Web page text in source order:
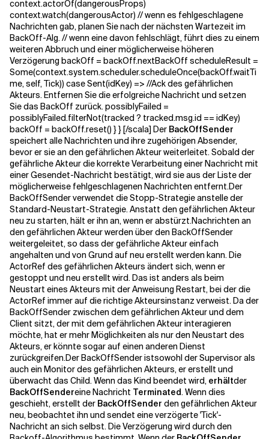
context.actorOf(dangerousProps)
context.watch(dangerousActor) // wenn es fehlgeschlagene
Nachrichten gab, planen Sie nach der nächsten Wartezeit im
BackOff-Alg. // wenn eine davon fehlschlägt, führt dies zu einem
weiteren Abbruch und einer möglicherweise höheren
Verzögerung backOff = backOff.nextBackOff scheduleResult =
Some(context.system.scheduler.scheduleOnce(backOff.waitTi
me, self, Tick)) case Sent(idKey) => //Ack des gefährlichen
Akteurs. Entfernen Sie die erfolgreiche Nachricht und setzen
Sie das BackOff zurück. possiblyFailed =
possiblyFailed.filterNot(tracked ? tracked.msg.id == idKey)
backOff = backOff.reset() } } [/scala] Der BackOffSender
speichert alle Nachrichten und ihre zugehörigen Absender,
bevor er sie an den gefährlichen Akteur weiterleitet. Sobald der
gefährliche Akteur die korrekte Verarbeitung einer Nachricht mit
einerGesendet-Nachricht bestätigt, wird sie aus der Liste der
möglicherweise fehlgeschlagenen Nachrichten entfernt.Der
BackOffSenderverwendet die Stopp-Strategie anstelle der
Standard-Neustart-Strategie. Anstatt den gefährlichen Akteur
neu zu starten, hält er ihn an, wenn er abstürzt.Nachrichten an
den gefährlichen Akteur werden über den BackOffSender
weitergeleitet, so dass der gefährliche Akteur einfach
angehalten und von Grund auf neu erstellt werden kann. Die
ActorRef des gefährlichen Akteurs ändert sich, wenn er
gestoppt und neu erstellt wird. Das ist anders als beim
Neustart eines Akteurs mit der Anweisung Restart, bei der die
ActorRef immer auf die richtige Akteursinstanz verweist. Da der
BackOffSender zwischen dem gefährlichen Akteur und dem
Client sitzt, der mit dem gefährlichen Akteur interagieren
möchte, hat er mehr Möglichkeiten als nur den Neustart des
Akteurs, er könnte sogar auf einen anderen Dienst
zurückgreifen.DerBackOffSender istsowohl der Supervisor als
auch ein Monitor des gefährlichen Akteurs, er erstellt und
überwacht das Child. Wenn das Kind beendet wird, erhältder
BackOffSendereine Nachricht Terminated. Wenn dies
geschieht, erstellt der BackOffSender den gefährlichen Akteur
neu, beobachtet ihn und sendet eine verzögerte 'Tick'-
Nachricht an sich selbst. Die Verzögerung wird durch den